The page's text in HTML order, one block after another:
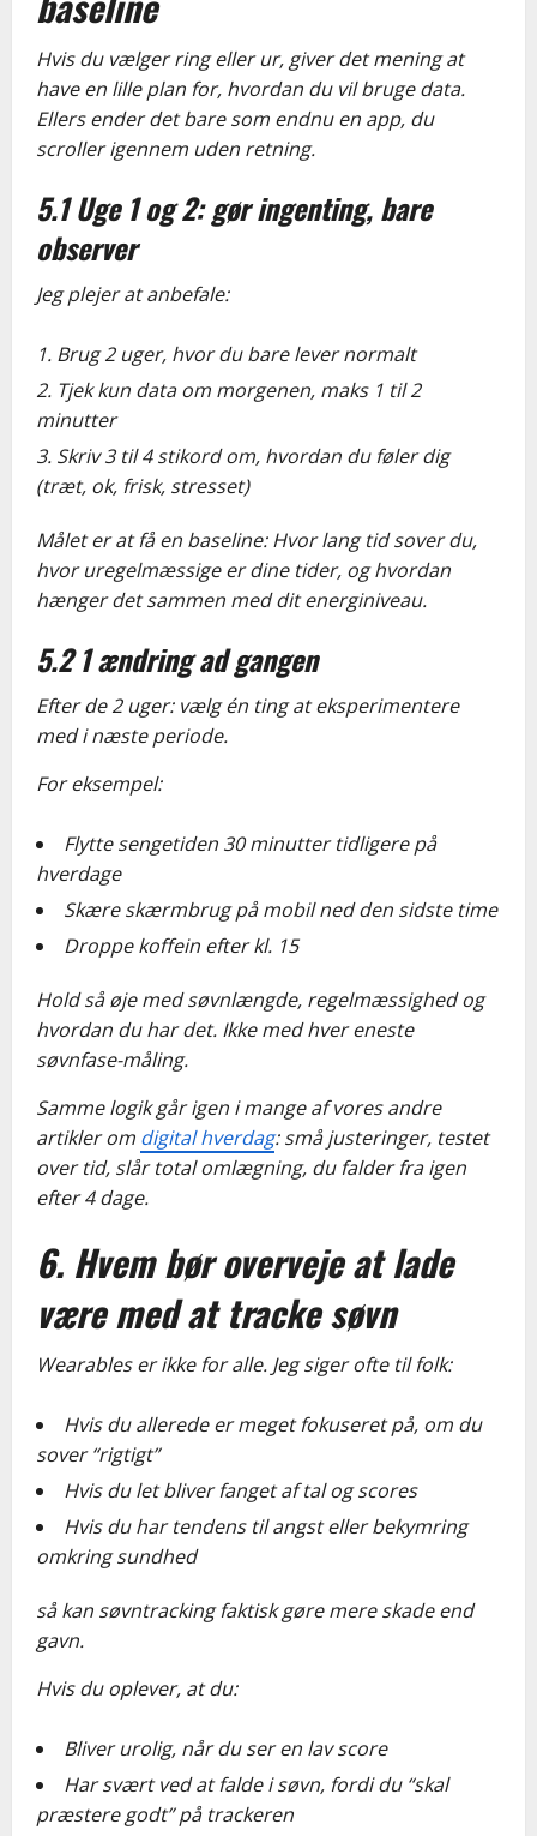
Hvis du vælger ring eller ur, giver det mening at
have en lille plan for, hvordan du vil bruge data.
Ellers ender det bare som endnu en app, du
scroller igennem uden retning.
5.1 Uge 1 og 2: gør ingenting, bare
observer
Jeg plejer at anbefale:
Brug 2 uger, hvor du bare lever normalt
Tjek kun data om morgenen, maks 1 til 2
minutter
Skriv 3 til 4 stikord om, hvordan dufølerdig
(træt, ok, frisk, stresset)
Målet er at få en baseline: Hvor lang tid sover du,
hvor uregelmæssige er dine tider, og hvordan
hænger det sammen med dit energiniveau.
5.2 1 ændring ad gangen
Efter de 2 uger: vælg én ting at eksperimentere
med i næste periode.
For eksempel:
Flytte sengetiden 30 minutter tidligere på
hverdage
Skære skærmbrug på mobil ned den sidste time
Droppe koffein efter kl. 15
Hold så øje med søvnlængde, regelmæssighed og
hvordan du har det. Ikke med hver eneste
søvnfase-måling.
Samme logik går igen i mange af vores andre
artikler om digital hverdag: små justeringer, testet
over tid, slår total omlægning, du falder fra igen
efter 4 dage.
6. Hvem bør overveje atlade
væremed at tracke søvn
Wearables er ikke for alle. Jeg siger ofte til folk:
Hvis du allerede er meget fokuseret på, om du
sover “rigtigt”
Hvis du let bliver fanget af tal og scores
Hvis du har tendens til angst eller bekymring
omkring sundhed
så kan søvntracking faktisk gøre mere skade end
gavn.
Hvis du oplever, at du:
Bliver urolig, når du ser en lav score
Har svært ved at falde i søvn, fordi du “skal
præstere godt” på trackeren